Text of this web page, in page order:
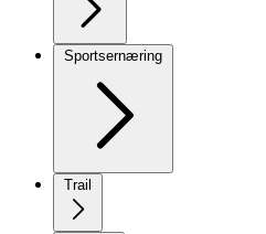
Sportsernæring
Trail